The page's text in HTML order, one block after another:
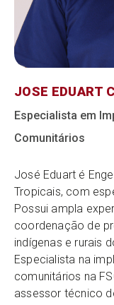
JOSE EDUART
Especialista em
Comunitários
José Eduart é
Tropicais, com
Possui ampla
coordenação de
indígenas e rurais
Especialista na
comunitários na
assessor técnico